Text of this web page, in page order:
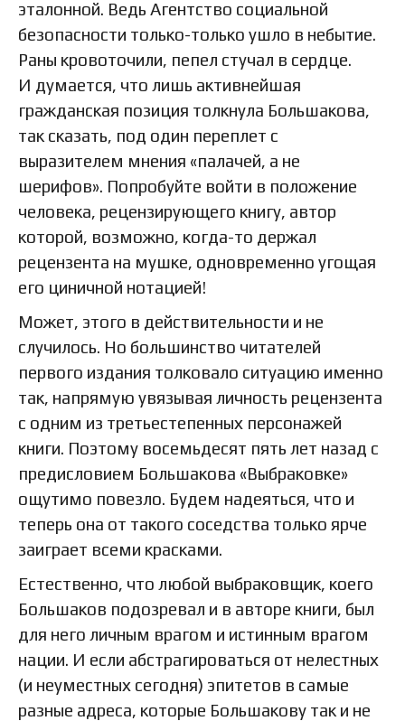
эталонной. Ведь Агентство социальной
безопасности только-только ушло в небытие.
Раны кровоточили, пепел стучал в сердце.
И думается, что лишь активнейшая
гражданская позиция толкнула Большакова,
так сказать, под один переплет с
выразителем мнения «палачей, а не
шерифов». Попробуйте войти в положение
человека, рецензирующего книгу, автор
которой, возможно, когда-то держал
рецензента на мушке, одновременно угощая
его циничной нотацией!
Может, этого в действительности и не
случилось. Но большинство читателей
первого издания толковало ситуацию именно
так, напрямую увязывая личность рецензента
с одним из третьестепенных персонажей
книги. Поэтому восемьдесят пять лет назад с
предисловием Большакова «Выбраковке»
ощутимо повезло. Будем надеяться, что и
теперь она от такого соседства только ярче
заиграет всеми красками.
Естественно, что любой выбраковщик, коего
Большаков подозревал и в авторе книги, был
для него личным врагом и истинным врагом
нации. И если абстрагироваться от нелестных
(и неуместных сегодня) эпитетов в самые
разные адреса, которые Большакову так и не